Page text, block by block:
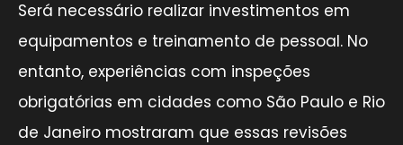
Será necessário realizar investimentos em
equipamentos e treinamento de pessoal. No
entanto, experiências com inspeções
obrigatórias em cidades como São Paulo e Rio
de Janeiro mostraram que essas revisões